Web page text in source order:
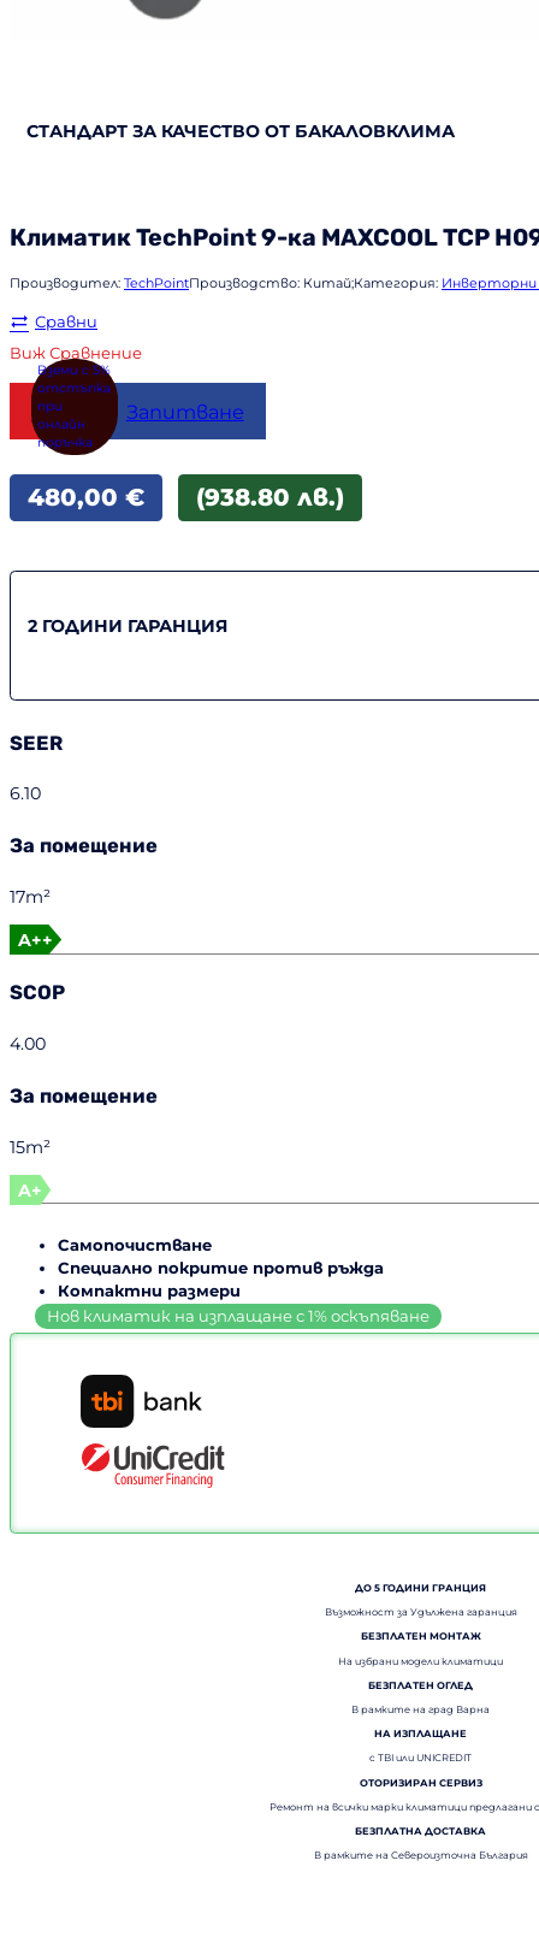
СТАНДАРТ ЗА КАЧЕСТВО ОТ БАКАЛОВКЛИМА
КлиматикTechPoint9-ка MAXCOOL TCP
Производител: TechPointПроизводство: Китай;Категория:
Сравни
Виж Сравнение
Купи Запитване
480,00 € (938.80 лв.)
2 ГОДИНИ ГАРАНЦИЯ
SEER
6.10
За помещение
17m²
A++
SCOP
4.00
За помещение
15m²
A+
Самопочистване
Специално покритие против ръжда
Компактни размери
ДО 5 ГОДИНИ ГРАНЦИЯ
Възможност за Удължена гаранция
БЕЗПЛАТЕН МОНТАЖ
На избрани модели климатици
БЕЗПЛАТЕН ОГЛЕД
В рамките на град Варна
НА ИЗПЛАЩАНЕ
с TBI или UNICREDIT
ОТОРИЗИРАН СЕРВИЗ
Ремонт на всички марки климатици предлагани
БЕЗПЛАТНА ДОСТАВКА
В рамките на Североизточна България